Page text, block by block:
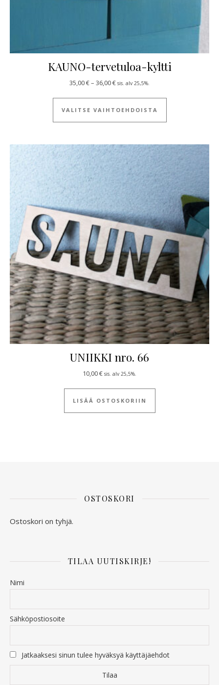
KAUNO-tervetuloa-kyltti
35,00€– 36,00€Hintaluokka: 35,00 € - 36,00 €
sis. alv 25,5%.
VALITSE VAIHTOEHDOISTA
Tällä tuotteella
UNIIKKI nro. 66
10,00€ sis. alv 25,5%.
LISÄÄ OSTOSKORIIN
OSTOSKORI
Ostoskori on tyhjä.
TILAA UUTISKIRJE!
Nimi
Sähköpostiosoite
Jatkaaksesi sinun tulee hyväksyä käyttäjäehdot